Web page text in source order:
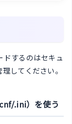
ドするのはセキュ
してください。
.ini）を使う